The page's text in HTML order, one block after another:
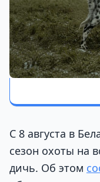
С 8 августа в
сезон охоты на
дичь. Об этом